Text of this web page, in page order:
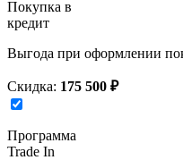
Покупка в
кредит
Выгода при оформлении
Скидка: 175 500 ₽
Программа
Trade In